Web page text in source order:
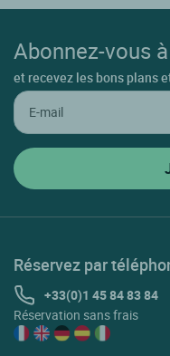
Abonnez-vous
et recevez les bons plans
Réservez par
+33(0)1 45 84 83 84
Réservation sans frais